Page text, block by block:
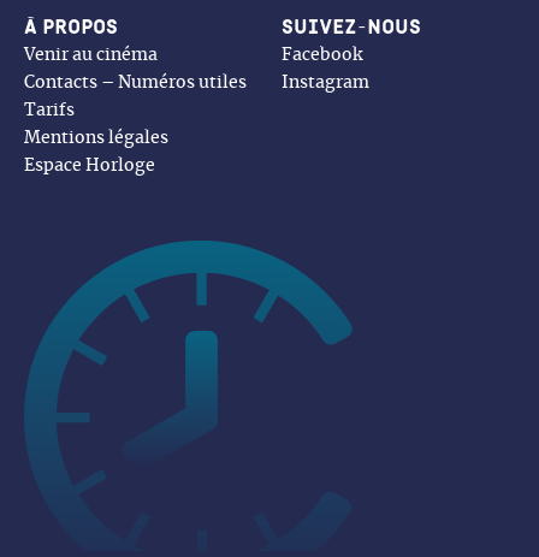
À propos
Venir au cinéma
Contacts – Numéros utiles
Tarifs
Mentions légales
Espace Horloge
Suivez-nous
Facebook
Instagram